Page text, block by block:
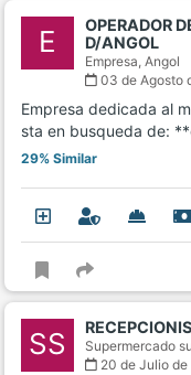
E
OPERADOR
D/ANGOL
Empresa, Angol
03 de Agosto
Empresa dedicada al
sta en busqueda de:
29% Similar
SS Supermercado
20 de Julio